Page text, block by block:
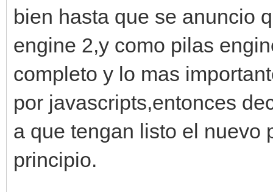
bien hasta que se anuncio
engine 2,y como pilas
completo y lo mas
por javascripts,entonces
a que tengan listo el nuevo
principio.